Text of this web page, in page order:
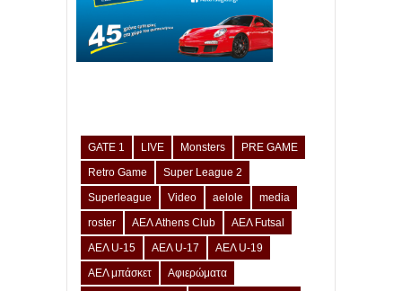
GATE 1 LIVE Monsters
PRE GAME
Retro Game
Super League 2
Superleague
Video aelole
media
roster
ΑΕΛ Athens Club
ΑΕΛ Futsal
ΑΕΛ U-15
ΑΕΛ U-17
ΑΕΛ U-19
ΑΕΛ μπάσκετ
Αφιερώματα